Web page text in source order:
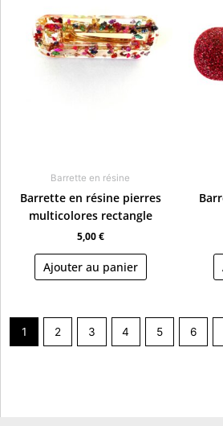
Barrette en résine
Barrette en résine pierres
multicolores rectangle
5,00€
Ajouter au panier
1 2 3 4 5 6